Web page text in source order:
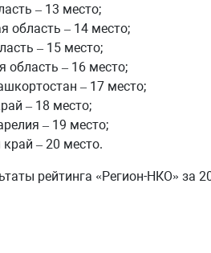
– 13 место;
область – 14 место;
– 15 место;
область – 16 место;
– 17 место;
– 18 место;
– 19 место;
– 20 место.
рейтинга «Регион-НКО» за